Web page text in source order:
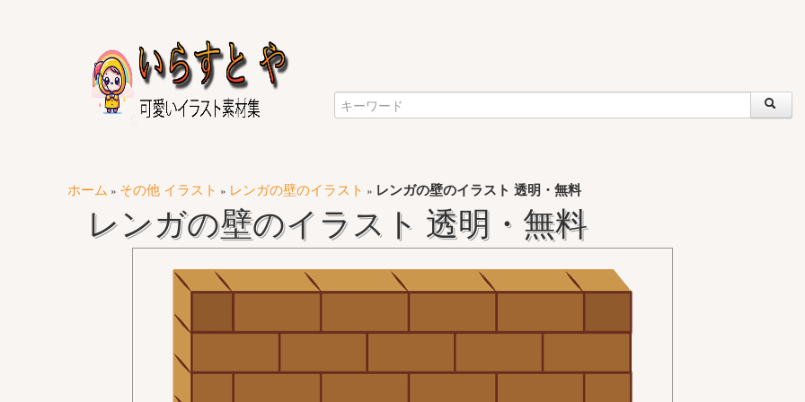
ホーム » その他 イラスト » レンガの壁のイラスト » レンガの壁のイラスト 透明・無料
レンガの壁のイラスト 透明・無料